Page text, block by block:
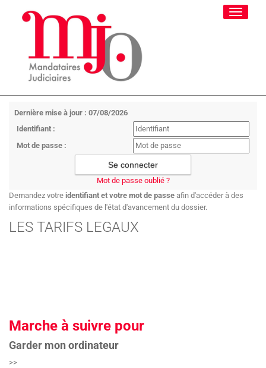
Toggle
Dernière mise à jour : 07/08/2026
Identifiant :
Mot de passe :
Mot de passe oublié ?
Demandez votre identifiant et votre mot de passe afin d'accéder à des
informations spécifiques de l'état d'avancement du dossier.
LES TARIFS LEGAUX
Marche à suivre pour
Garder mon ordinateur
>>